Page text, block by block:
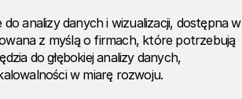
analizy danych i wizualizacji, dostępna w
z myślą o firmach, które potrzebują
do głębokiej analizy danych,
w miarę rozwoju.